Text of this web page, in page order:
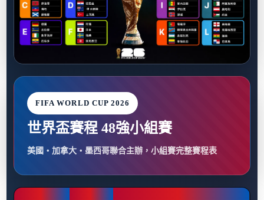
FIFA WORLD CUP 2026
世界盃賽程 48強小組賽
美國・加拿大・墨西哥聯合主辦，小組賽完整賽程表